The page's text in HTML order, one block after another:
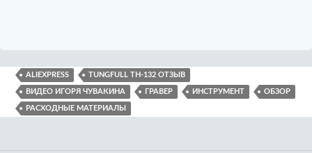
ALIEXPRESS TUNGFULL TH-132 ОТЗЫВ
ВИДЕО ИГОРЯ ЧУВАКИНА ГРАВЕР ИНСТРУМЕНТ ОБЗОР
РАСХОДНЫЕ МАТЕРИАЛЫ